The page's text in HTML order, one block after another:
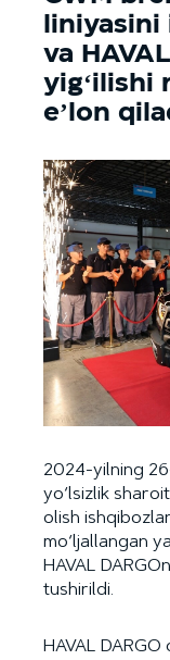
va
yigʻilishi
eʼlon
2024-yilning
yo‘lsizlik
olish
mo‘ljallangan
HAVAL
tushirildi.
HAVAL